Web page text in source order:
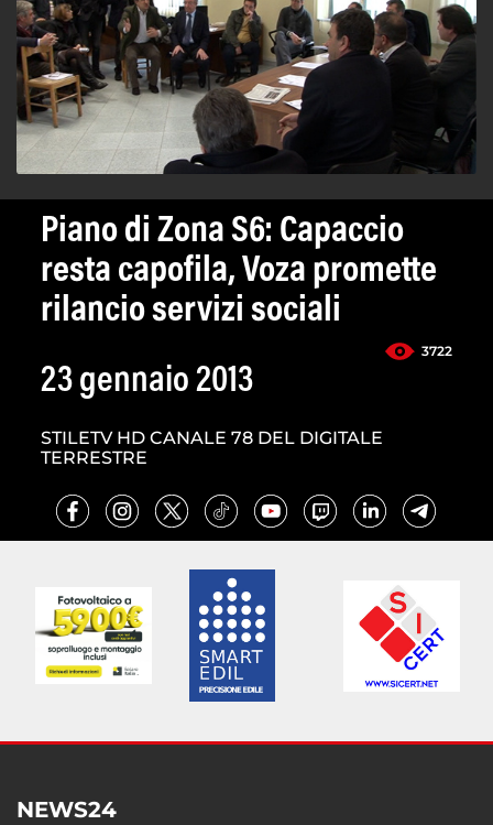
Piano di Zona S6: Capaccio
resta capofila, Voza promette
rilancio servizi sociali
3722
23 gennaio 2013
STILETV HD CANALE 78 DEL DIGITALE
TERRESTRE
NEWS24